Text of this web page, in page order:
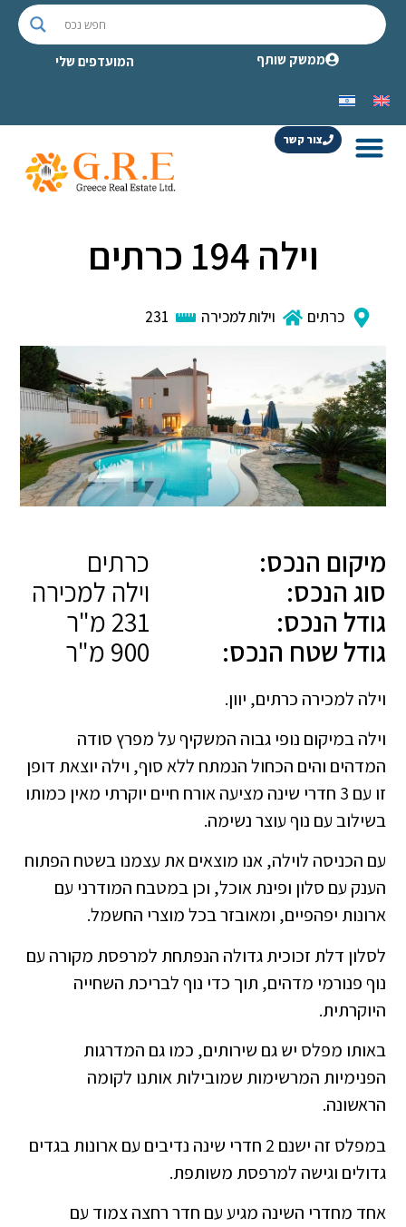
ממשק שותף המועדפים שלי
צור קשר
וילה 194 כרתים
כרתים וילות למכירה 231
מיקום הנכס:
כרתים
סוג הנכס:
וילה למכירה
גודל הנכס:
גודל שטח הנכס:
וילה למכירה כרתים, יוון.
וילה במיקום נופי גבוה המשקיף על מפרץ סודה
המדהים והים הכחול הנמתח ללא סוף, וילה יוצאת דופן
זו עם 3 חדרי שינה מציעה אורח חיים יוקרתי מאין כמותו
בשילוב עם נוף עוצר נשימה.
עם הכניסה לוילה, אנו מוצאים את עצמנו בשטח הפתוח
הענק עם סלון ופינת אוכל, וכן במטבח המודרני עם
ארונות יפהפיים, ומאובזר בכל מוצרי החשמל.
לסלון דלת זכוכית גדולה הנפתחת למרפסת מקורה עם
נוף פנורמי מדהים, תוך כדי נוף לבריכת השחייה
היוקרתית.
באותו מפלס יש גם שירותים, כמו גם המדרגות
הפנימיות המרשימות שמובילות אותנו לקומה
הראשונה.
במפלס זה ישנם 2 חדרי שינה נדיבים עם ארונות בגדים
גדולים וגישה למרפסת משותפת.
אחד מחדרי השינה מגיע עם חדר רחצה צמוד עם